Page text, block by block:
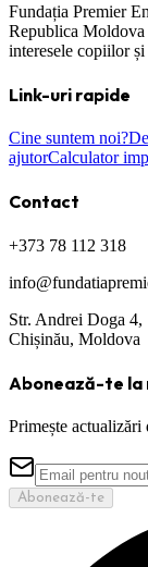
Fundația Premier
Republica Moldova
interesele copiilor
Link-uri rapide
Cine suntem noi?
ajutorCalculator
Contact
+373 78 112 318
Str. Andrei Doga 4,
Chișinău, Moldova
Abonează-te la
Primește actualizări
Abonează-te